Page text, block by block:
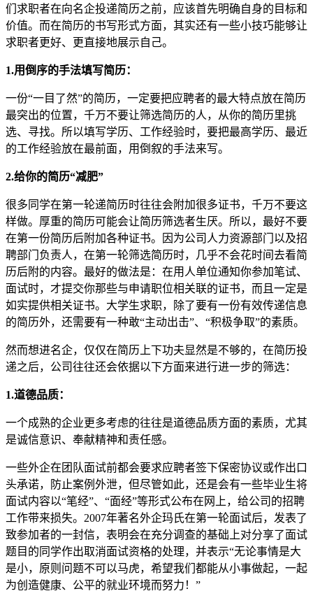
们求职者在向名企投递简历之前，应该首先明确自身的目标和
价值。而在简历的书写形式方面，其实还有一些小技巧能够让
求职者更好、更直接地展示自己。
1.用倒序的手法填写简历：
一份“一目了然”的简历，一定要把应聘者的最大特点放在简历
最突出的位置，千万不要让筛选简历的人，从你的简历里挑
选、寻找。所以填写学历、工作经验时，要把最高学历、最近
的工作经验放在最前面，用倒叙的手法来写。
2.给你的简历“减肥”
很多同学在第一轮递简历时往往会附加很多证书，千万不要这
样做。厚重的简历可能会让简历筛选者生厌。所以，最好不要
在第一份简历后附加各种证书。因为公司人力资源部门以及招
聘部门负责人，在第一轮筛选简历时，几乎不会花时间去看简
历后附的内容。最好的做法是：在用人单位通知你参加笔试、
面试时，才提交你那些与申请职位相关联的证书，而且一定是
如实提供相关证书。大学生求职，除了要有一份有效传递信息
的简历外，还需要有一种敢“主动出击”、“积极争取”的素质。
然而想进名企，仅仅在简历上下功夫显然是不够的，在简历投
递之后，公司往往还会依据以下方面来进行进一步的筛选：
1.道德品质：
一个成熟的企业更多考虑的往往是道德品质方面的素质，尤其
是诚信意识、奉献精神和责任感。
一些外企在团队面试前都会要求应聘者签下保密协议或作出口
头承诺，防止案例外泄，但尽管如此，还是会有一些毕业生将
面试内容以“笔经”、“面经”等形式公布在网上，给公司的招聘
工作带来损失。2007年著名外企玛氏在第一轮面试后，发表了
致参加者的一封信，表明会在充分调查的基础上对分享了面试
题目的同学作出取消面试资格的处理，并表示“无论事情是大
是小，原则问题不可以马虎，希望我们都能从小事做起，一起
为创造健康、公平的就业环境而努力！”